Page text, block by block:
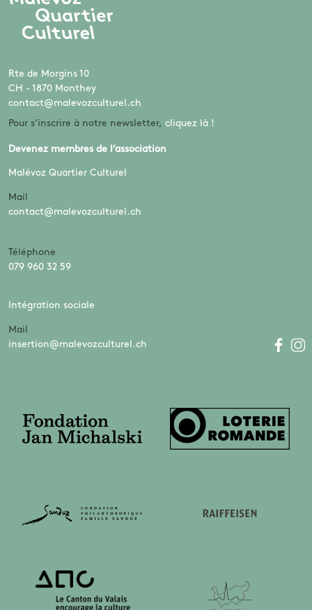
Rte de Morgins 10
CH - 1870 Monthey
contact@malevozculturel.ch
Pour s’inscrire à notre newsletter, cliquez là !
Devenez membres de l’association
Malévoz Quartier Culturel
Mail
contact@malevozculturel.ch
Téléphone
079 960 32 59
Intégration sociale
Mail
insertion@malevozculturel.ch